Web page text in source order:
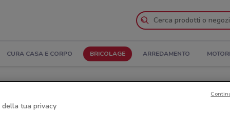
CURA CASA E CORPO BRICOLAGE ARREDAMENTO MOTORI
Indirizzi
a Lecco
della tua privacy